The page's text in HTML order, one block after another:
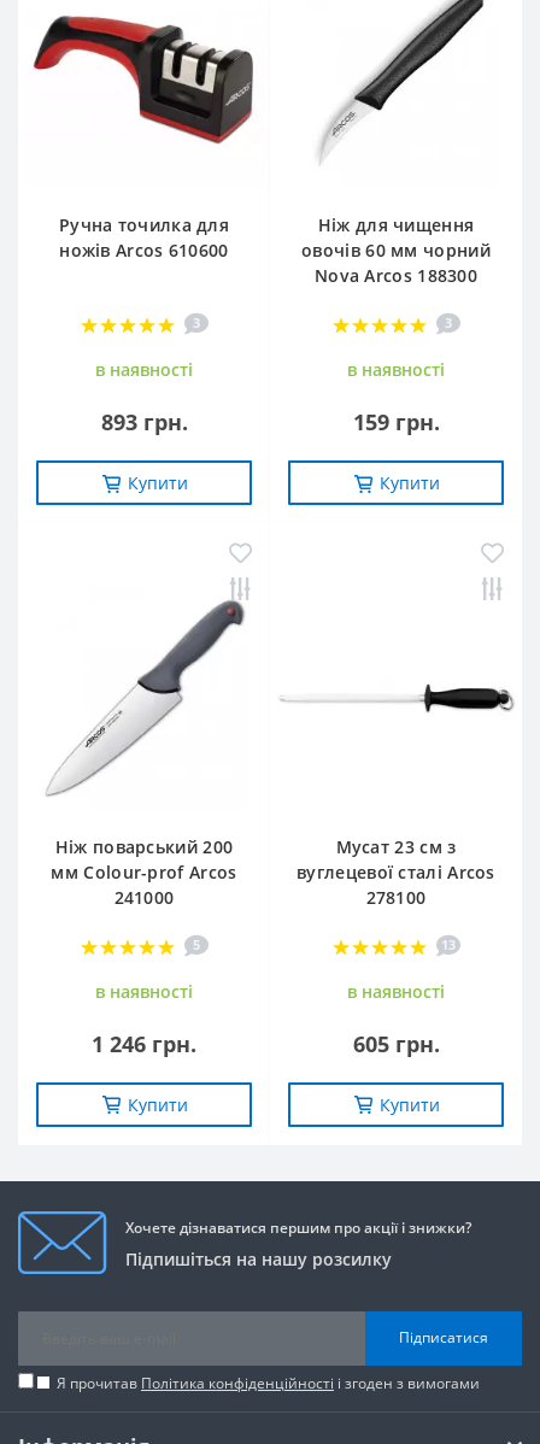
Ручна точилка для
ножів Arcos 610600
3
в наявностi
893 грн.
Купити
Ніж для чищення
овочів 60 мм чорний
Nova Arcos 188300
3
в наявностi
159 грн.
Купити
Ніж поварський 200
мм Сolour-prof Arcos
241000
5
в наявностi
1 246 грн.
Купити
Мусат 23 см з
вуглецевої сталі Arcos
278100
13
в наявностi
605 грн.
Купити
Хочете дізнаватися першим про акції і знижки?
Підпишіться на нашу розсилку
Підписатися
Я прочитав Політика конфіденційності і згоден з вимогами